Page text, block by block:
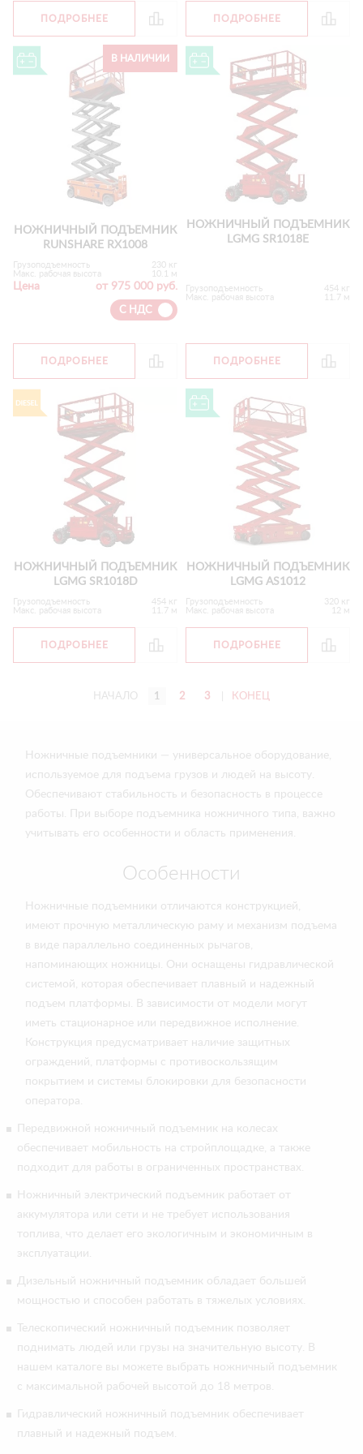
ПОДРОБНЕЕ ПОДРОБНЕЕ
В НАЛИЧИИ
НОЖНИЧНЫЙ ПОДЪЕМНИК
RUNSHARE RX1008
Грузоподъемность
230 кг
Макс. рабочая высота
10.1 м
Цена от 975 000 руб.
С НДС
ПОДРОБНЕЕ
НОЖНИЧНЫЙ ПОДЪЕМНИК
LGMG SR1018E
Грузоподъемность
454 кг
Макс. рабочая высота
11.7 м
ПОДРОБНЕЕ
НОЖНИЧНЫЙ ПОДЪЕМНИК
LGMG SR1018D
Грузоподъемность
454 кг
Макс. рабочая высота
11.7 м
ПОДРОБНЕЕ
НОЖНИЧНЫЙ ПОДЪЕМНИК
LGMG AS1012
Грузоподъемность
320 кг
Макс. рабочая высота
12 м
ПОДРОБНЕЕ
НАЧАЛО 1 2 3 КОНЕЦ
Ножничные подъемники — универсальное оборудование,
используемое для подъема грузов и людей на высоту.
Обеспечивают стабильность и безопасность в процессе
работы. При выборе подъемника ножничного типа, важно
учитывать его особенности и область применения.
Особенности
Ножничные подъемники отличаются конструкцией,
имеют прочную металлическую раму и механизм подъема
в виде параллельно соединенных рычагов,
напоминающих ножницы. Они оснащены гидравлической
системой, которая обеспечивает плавный и надежный
подъем платформы. В зависимости от модели могут
иметь стационарное или передвижное исполнение.
Конструкция предусматривает наличие защитных
ограждений, платформы с противоскользящим
покрытием и системы блокировки для безопасности
оператора.
Передвижной ножничный подъемник на колесах
обеспечивает мобильность на стройплощадке, а также
подходит для работы в ограниченных пространствах.
Ножничный электрический подъемник работает от
аккумулятора или сети и не требует использования
топлива, что делает его экологичным и экономичным в
эксплуатации.
Дизельный ножничный подъемник обладает большей
мощностью и способен работать в тяжелых условиях.
Телескопический ножничный подъемник позволяет
поднимать людей или грузы на значительную высоту. В
нашем каталоге вы можете выбрать ножничный подъемник
с максимальной рабочей высотой до 18 метров.
Гидравлический ножничный подъемник обеспечивает
плавный и надежный подъем.